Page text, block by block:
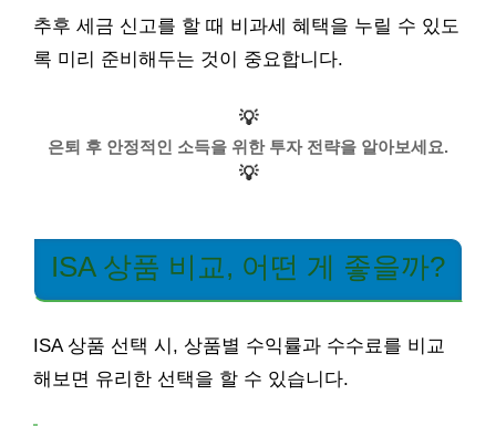
추후 세금 신고를 할 때 비과세 혜택을 누릴 수 있도
록 미리 준비해두는 것이 중요합니다.
💡
은퇴 후 안정적인 소득을 위한 투자 전략을 알아보세요.
💡
ISA 상품 비교, 어떤 게 좋을까?
ISA 상품 선택 시, 상품별 수익률과 수수료를 비교
해보면 유리한 선택을 할 수 있습니다.